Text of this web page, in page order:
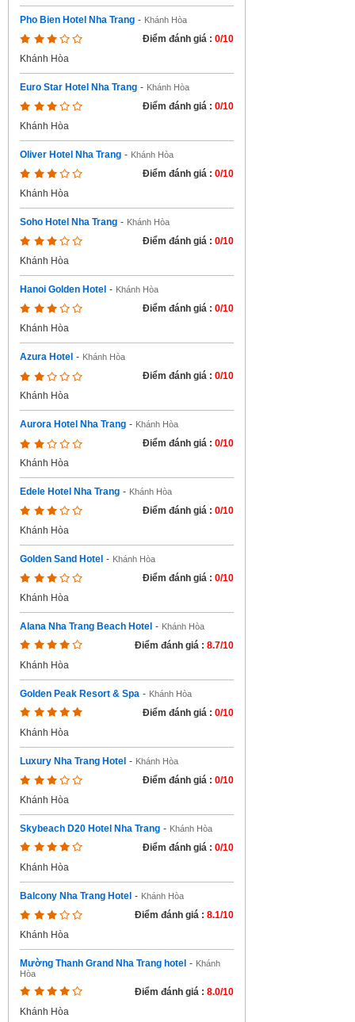
Pho Bien Hotel Nha Trang - Khánh Hòa
Điểm đánh giá : 0/10
Khánh Hòa
Euro Star Hotel Nha Trang - Khánh Hòa
Điểm đánh giá : 0/10
Khánh Hòa
Oliver Hotel Nha Trang - Khánh Hòa
Điểm đánh giá : 0/10
Khánh Hòa
Soho Hotel Nha Trang - Khánh Hòa
Điểm đánh giá : 0/10
Khánh Hòa
Hanoi Golden Hotel - Khánh Hòa
Điểm đánh giá : 0/10
Khánh Hòa
Azura Hotel - Khánh Hòa
Điểm đánh giá : 0/10
Khánh Hòa
Aurora Hotel Nha Trang - Khánh Hòa
Điểm đánh giá : 0/10
Khánh Hòa
Edele Hotel Nha Trang - Khánh Hòa
Điểm đánh giá : 0/10
Khánh Hòa
Golden Sand Hotel - Khánh Hòa
Điểm đánh giá : 0/10
Khánh Hòa
Alana Nha Trang Beach Hotel - Khánh Hòa
Điểm đánh giá : 8.7/10
Khánh Hòa
Golden Peak Resort & Spa - Khánh Hòa
Điểm đánh giá : 0/10
Khánh Hòa
Luxury Nha Trang Hotel - Khánh Hòa
Điểm đánh giá : 0/10
Khánh Hòa
Skybeach D20 Hotel Nha Trang - Khánh Hòa
Điểm đánh giá : 0/10
Khánh Hòa
Balcony Nha Trang Hotel - Khánh Hòa
Điểm đánh giá : 8.1/10
Khánh Hòa
Mường Thanh Grand Nha Trang hotel - Khánh
Hòa
Điểm đánh giá : 8.0/10
Khánh Hòa